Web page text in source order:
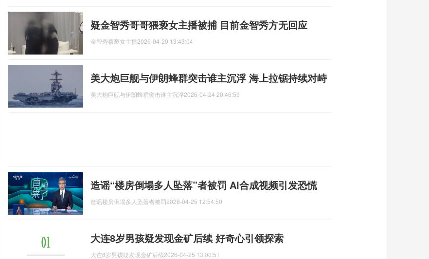
疑金智秀哥哥猥亵女主播被捕 目前金智秀方无回应
金智秀猥亵女主播2026-04-20 13:43:04
美大炮巨舰与伊朗蜂群突击谁主沉浮 海上拉锯持续对峙
美大炮巨舰与伊朗蜂群突击谁主沉浮2026-04-24 20:46:59
造谣“楼房倒塌多人坠落”者被罚 AI合成视频引发恐慌
造谣楼房倒塌多人坠落者被罚2026-04-25 12:54:50
大连8岁男孩疑发现金矿后续 好奇心引领探索
大连8岁男孩疑发现金矿后续2026-04-25 13:00:51